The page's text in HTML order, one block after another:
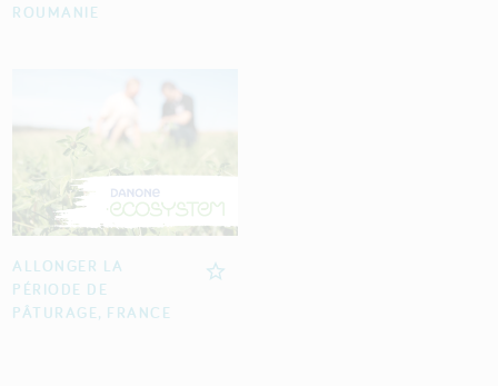
ROUMANIE
ALLONGER LA
PÉRIODE DE
PÂTURAGE, FRANCE